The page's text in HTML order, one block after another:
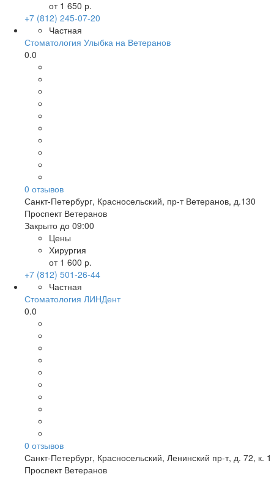
от 1 650 р.
+7 (812) 245-07-20
Частная
Стоматология Улыбка на Ветеранов
0.0
0 отзывов
Санкт-Петербург, Красносельский, пр-т Ветеранов, д.130
Проспект Ветеранов
Закрыто до 09:00
Цены
Хирургия
от 1 600 р.
+7 (812) 501-26-44
Частная
Стоматология ЛИНДент
0.0
0 отзывов
Санкт-Петербург, Красносельский, Ленинский пр-т, д. 72, к. 1
Проспект Ветеранов